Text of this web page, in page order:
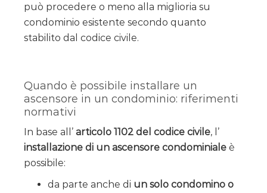
può procedere o meno alla miglioria su
condominio esistente secondo quanto
stabilito dal codice civile.
Quando è possibile installare un
ascensore in un condominio: riferimenti
normativi
In base all’ articolo 1102 del codice civile, l’
installazione di un ascensore condominiale è
possibile:
da parte anche di un solo condomino o